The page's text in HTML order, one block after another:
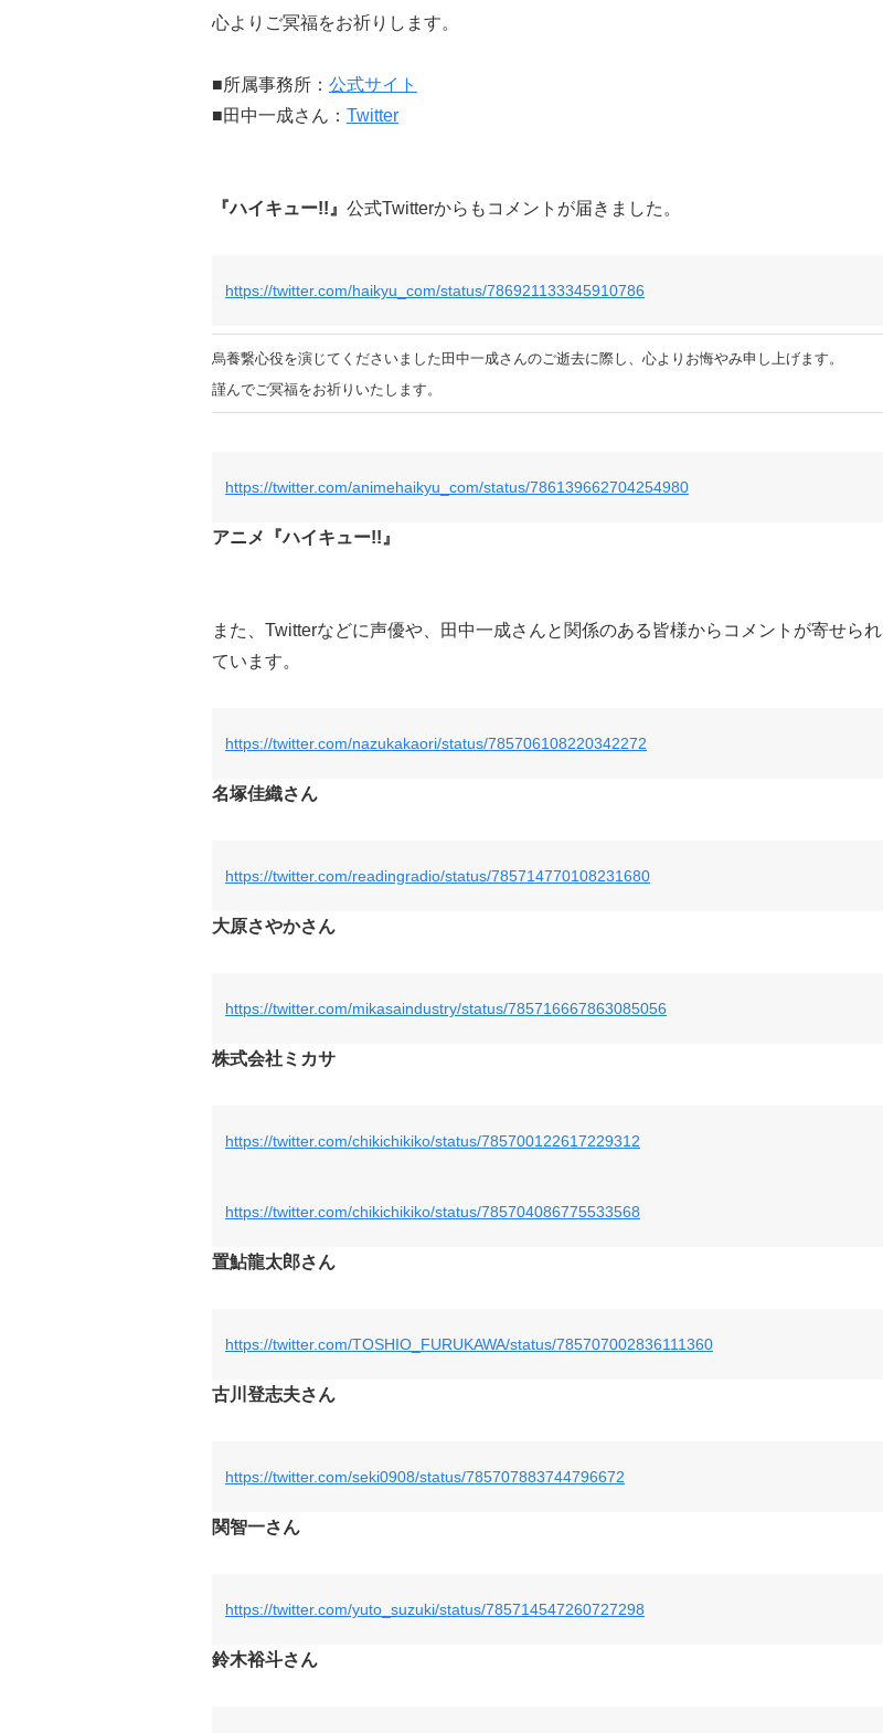
心よりご冥福をお祈りします。
■所属事務所： 公式サイト
■田中一成さん： Twitter
『ハイキュー!!』 公式Twitterからもコメントが届きました。
https://twitter.com/haikyu_com/status/786921133345910786
烏養繋心役を演じてくださいました田中一成さんのご逝去に際し、心よりお悔やみ申し上げます。
謹んでご冥福をお祈りいたします。
https://twitter.com/animehaikyu_com/status/786139662704254980
アニメ『ハイキュー!!』
また、Twitterなどに声優や、田中一成さんと関係のある皆様からコメントが寄せられ
ています。
https://twitter.com/nazukakaori/status/785706108220342272
名塚佳織さん
https://twitter.com/readingradio/status/785714770108231680
大原さやかさん
https://twitter.com/mikasaindustry/status/785716667863085056
株式会社ミカサ
https://twitter.com/chikichikiko/status/785700122617229312
https://twitter.com/chikichikiko/status/785704086775533568
置鮎龍太郎さん
https://twitter.com/TOSHIO_FURUKAWA/status/785707002836111360
古川登志夫さん
https://twitter.com/seki0908/status/785707883744796672
関智一さん
https://twitter.com/yuto_suzuki/status/785714547260727298
鈴木裕斗さん